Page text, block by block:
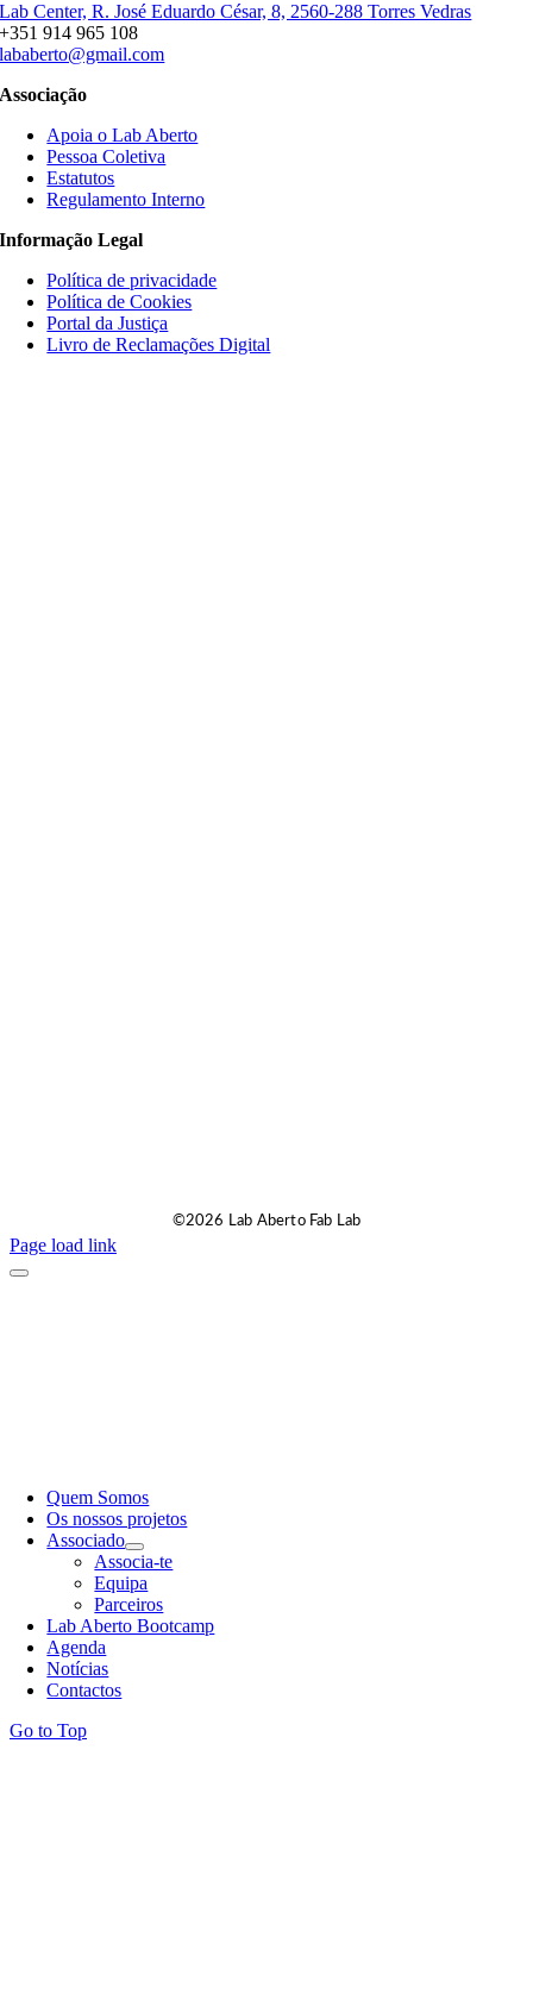
Lab Center, R. José Eduardo César, 8, 2560-288 Torres Vedras
+351 914 965 108
lababerto@gmail.com
Associação
Apoia o Lab Aberto
Pessoa Coletiva
Estatutos
Regulamento Interno
Informação Legal
Política de privacidade
Política de Cookies
Portal da Justiça
Livro de Reclamações Digital
©2026 Lab Aberto Fab Lab
Page load link
Quem Somos
Os nossos projetos
Associado
Associa-te
Equipa
Parceiros
Lab Aberto Bootcamp
Agenda
Notícias
Contactos
Go to Top